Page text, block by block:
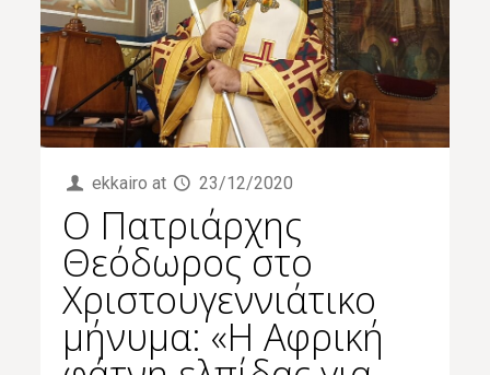
ekkairo at 23/12/2020
O Πατριάρχης
Θεόδωρος στο
Χριστουγεννιάτικο
μήνυμα: «Η Αφρική